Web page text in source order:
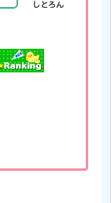
しとろん